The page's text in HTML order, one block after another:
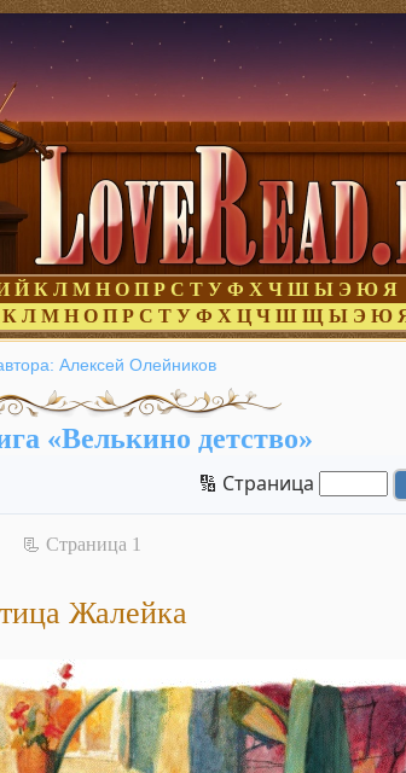
Й К Л М Н О П Р С Т У Ф Х Ч Ш Ы Э Ю Я
К Л М Н О П Р С Т У Ф Х Ц Ч Ш Щ Ы Э Ю
Алексей Олейников
«Велькино детство»
🔢 Страница
📃 Cтраница 1
Жалейка